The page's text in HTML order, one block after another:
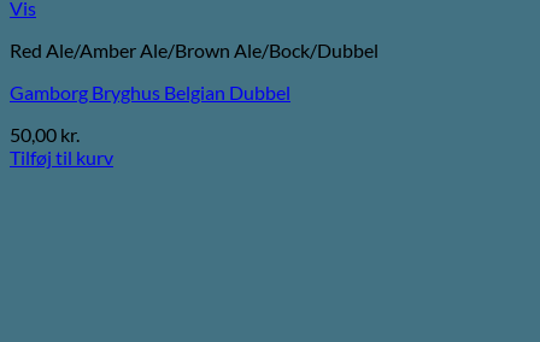
Vis
Red Ale/Amber Ale/Brown Ale/Bock/Dubbel
Gamborg Bryghus Belgian Dubbel
50,00 kr.
Tilføj til kurv